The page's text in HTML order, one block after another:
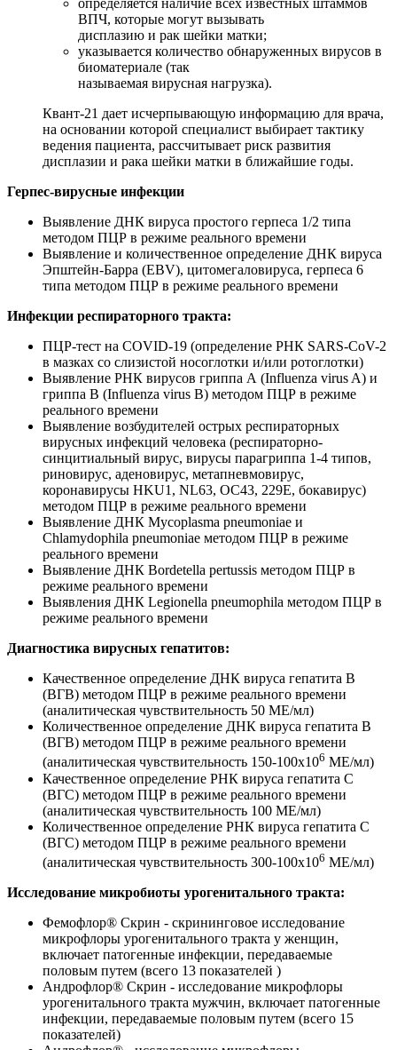
определяется наличие всех известных штаммов
ВПЧ, которые могут вызывать
дисплазию и рак шейки матки;
указывается количество обнаруженных вирусов в
биоматериале (так
называемая вирусная нагрузка).
Квант-21 дает исчерпывающую информацию для врача,
на основании которой специалист выбирает тактику
ведения пациента, рассчитывает риск развития
дисплазии и рака шейки матки в ближайшие годы.
Герпес-вирусные инфекции
Выявление ДНК вируса простого герпеса 1/2 типа
методом ПЦР в режиме реального времени
Выявление и количественное определение ДНК вируса
Эпштейн-Барра (EBV), цитомегаловируса, герпеса 6
типа методом ПЦР в режиме реального времени
Инфекции респираторного тракта:
ПЦР-тест на COVID-19 (определение РНК SARS-CoV-2
в мазках со слизистой носоглотки и/или ротоглотки)
Выявление РНК вирусов гриппа А (Influenza virus A) и
гриппа В (Influenza virus В) методом ПЦР в режиме
реального времени
Выявление возбудителей острых респираторных
вирусных инфекций человека (респираторно-
синцитиальный вирус, вирусы парагриппа 1-4 типов,
риновирус, аденовирус, метапневмовирус,
коронавирусы HKU1, NL63, OC43, 229E, бокавирус)
методом ПЦР в режиме реального времени
Выявление ДНК Mycoplasma pneumoniae и
Chlamydophila pneumoniae методом ПЦР в режиме
реального времени
Выявление ДНК Bordetella pertussis методом ПЦР в
режиме реального времени
Выявления ДНК Legionella pneumophila методом ПЦР в
режиме реального времени
Диагностика вирусных гепатитов:
Качественное определение ДНК вируса гепатита В
(ВГВ) методом ПЦР в режиме реального времени
(аналитическая чувствительность 50 МЕ/мл)
Количественное определение ДНК вируса гепатита В
(ВГВ) методом ПЦР в режиме реального времени
(аналитическая чувствительность 150-100х106 МЕ/мл)
Качественное определение РНК вируса гепатита С
(ВГС) методом ПЦР в режиме реального времени
(аналитическая чувствительность 100 МЕ/мл)
Количественное определение РНК вируса гепатита С
(ВГС) методом ПЦР в режиме реального времени
(аналитическая чувствительность 300-100х106 МЕ/мл)
Исследование микробиоты урогенитального тракта:
Фемофлор® Скрин - скрининговое исследование
микрофлоры урогенитального тракта у женщин,
включает патогенные инфекции, передаваемые
половым путем (всего 13 показателей )
Андрофлор® Скрин - исследование микрофлоры
урогенитального тракта мужчин, включает патогенные
инфекции, передаваемые половым путем (всего 15
показателей)